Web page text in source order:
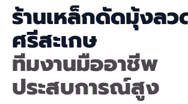
ร้านเหล็กดัดมุ้งล
ศรีสะเกษ
ทีมงานมืออาชีพ
ประสบการณ์สูง